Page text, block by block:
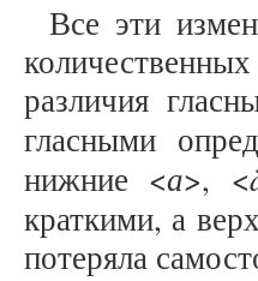
Все эти
различия
гласными
нижние <а>, <
краткими, а
потеряла